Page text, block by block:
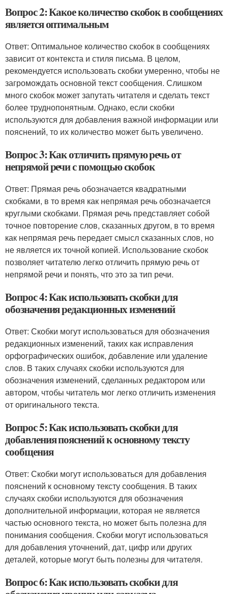
Вопрос 2: Какое количество скобок в сообщениях
является оптимальным
Ответ: Оптимальное количество скобок в сообщениях
зависит от контекста и стиля письма. В целом,
рекомендуется использовать скобки умеренно, чтобы не
загромождать основной текст сообщения. Слишком
много скобок может запутать читателя и сделать текст
более труднопонятным. Однако, если скобки
используются для добавления важной информации или
пояснений, то их количество может быть увеличено.
Вопрос 3: Как отличить прямую речь от
непрямой речи с помощью скобок
Ответ: Прямая речь обозначается квадратными
скобками, в то время как непрямая речь обозначается
круглыми скобками. Прямая речь представляет собой
точное повторение слов, сказанных другом, в то время
как непрямая речь передает смысл сказанных слов, но
не является их точной копией. Использование скобок
позволяет читателю легко отличить прямую речь от
непрямой речи и понять, что это за тип речи.
Вопрос 4: Как использовать скобки для
обозначения редакционных изменений
Ответ: Скобки могут использоваться для обозначения
редакционных изменений, таких как исправления
орфографических ошибок, добавление или удаление
слов. В таких случаях скобки используются для
обозначения изменений, сделанных редактором или
автором, чтобы читатель мог легко отличить изменения
от оригинального текста.
Вопрос 5: Как использовать скобки для
добавления пояснений к основному тексту
сообщения
Ответ: Скобки могут использоваться для добавления
пояснений к основному тексту сообщения. В таких
случаях скобки используются для обозначения
дополнительной информации, которая не является
частью основного текста, но может быть полезна для
понимания сообщения. Скобки могут использоваться
для добавления уточнений, дат, цифр или других
деталей, которые могут быть полезны для читателя.
Вопрос 6: Как использовать скобки для